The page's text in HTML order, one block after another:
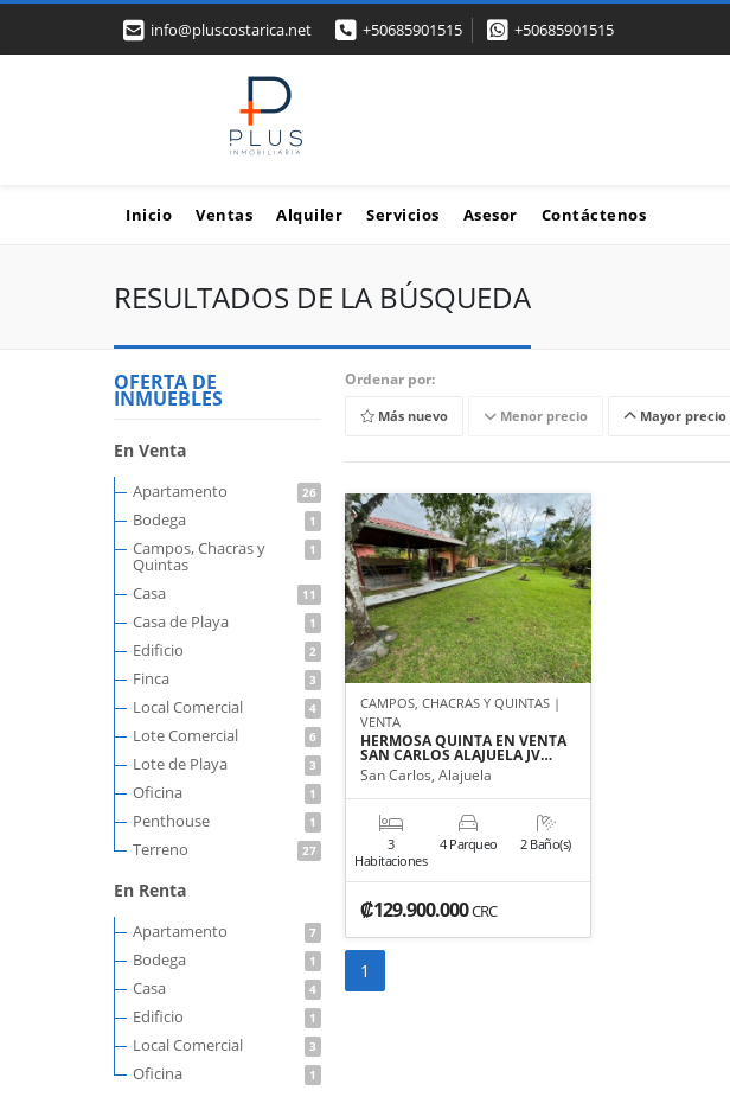
info@pluscostarica.net +50685901515 +50685901515
Inicio Ventas Alquiler Servicios Asesor Contáctenos
RESULTADOS DE LA BÚSQUEDA
OFERTA DE
INMUEBLES
En Venta
Apartamento 26
Bodega 1
Campos, Chacras y
Quintas
1
Casa 11
Casa de Playa 1
Edificio 2
Finca 3
Local Comercial 4
Lote Comercial 6
Lote de Playa 3
Oficina 1
Penthouse 1
Terreno 27
En Renta
Apartamento 7
Bodega 1
Casa 4
Edificio 1
Local Comercial 3
Oficina 1
Ordenar por:
Más nuevo Menor precio Mayor precio
CAMPOS, CHACRAS Y QUINTAS |
VENTA
HERMOSA QUINTA EN VENTA
SAN CARLOS ALAJUELA JV…
San Carlos, Alajuela
3
Habitaciones
4 Parqueo 2 Baño(s)
₡129.900.000CRC
1